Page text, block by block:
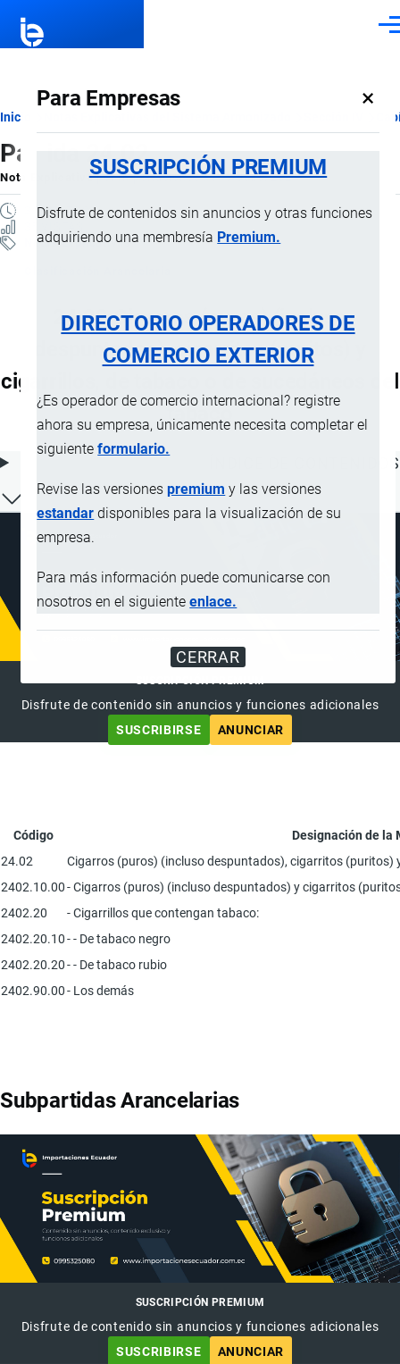
Para Empresas ×
SUSCRIPCIÓN PREMIUM
Disfrute de contenidos sin anuncios y otras funciones
adquiriendo una membresía Premium.
DIRECTORIO OPERADORES DE
COMERCIO EXTERIOR
¿Es operador de comercio internacional? registre
ahora su empresa, únicamente necesita completar el
siguienteformulario.
Revise las versionespremium y las versiones
estandar disponibles para la visualización de su
empresa.
Para más información puede comunicarse con
nosotros en el siguienteenlace.
CERRAR
Ruta
de
navegación
Inicio
Partida 24.02
Nota ExplicativaporImportaciones …, 17 Julio, 2024
3 MINUTOS
Notas Explicativas
24.02 Cigarros (puros) (incluso
despuntados), cigarritos (puritos) y
cigarrillos, de tabaco o de sucedáneos del
tabaco
ÍNDICE DE CONTENIDOS
SUSCRIPCIÓN PREMIUM
Disfrute de contenido sin anuncios y funciones adicionales
SUSCRIBIRSE
ANUNCIAR
Código
Designación de la
24.02
Cigarros (puros) (incluso despuntados), cigarritos (puritos)
2402.10.00- Cigarros (puros) (incluso despuntados) y cigarritos
2402.20
- Cigarrillos que contengan tabaco:
2402.20.10- - De tabaco negro
2402.20.20- - De tabaco rubio
2402.90.00- Los demás
Subpartidas Arancelarias
SUSCRIPCIÓN PREMIUM
Disfrute de contenido sin anuncios y funciones adicionales
SUSCRIBIRSE
ANUNCIAR